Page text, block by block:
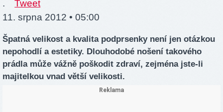
.
Tweet
11. srpna 2012 • 05:00
Špatná velikost a kvalita podprsenky není jen otázkou
nepohodlí a estetiky. Dlouhodobé nošení takového
prádla může vážně poškodit zdraví, zejména jste-li
majitelkou vnad větší velikosti.